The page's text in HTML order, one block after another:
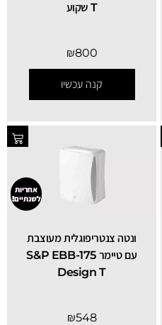
T שקוע
₪800
קנה עכשיו
ונטה צנטריפוגלית מעוצבת
עם טיימר S&P EBB-175
Design T
₪548
אחריות
לשנתיים!